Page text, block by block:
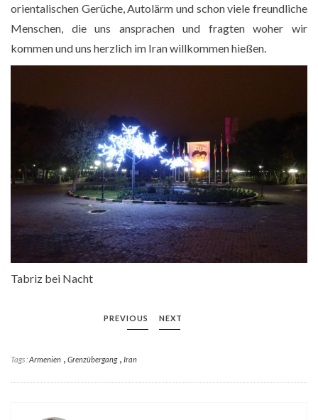
orientalischen Gerüche, Autolärm und schon viele freundliche
Menschen, die uns ansprachen und fragten woher wir
kommen und uns herzlich im Iran willkommen hießen.
Tabriz bei Nacht
PREVIOUS NEXT
Tags :Armenien , Grenzübergang, Iran